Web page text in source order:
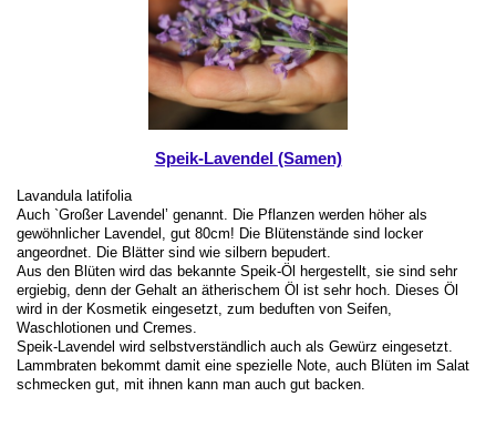
Speik-Lavendel (Samen)
Lavandula latifolia
Auch `Großer Lavendel’ genannt. Die Pflanzen werden höher als
gewöhnlicher Lavendel, gut 80cm! Die Blütenstände sind locker
angeordnet. Die Blätter sind wie silbern bepudert.
Aus den Blüten wird das bekannte Speik-Öl hergestellt, sie sind sehr
ergiebig, denn der Gehalt an ätherischem Öl ist sehr hoch. Dieses Öl
wird in der Kosmetik eingesetzt, zum beduften von Seifen,
Waschlotionen und Cremes.
Speik-Lavendel wird selbstverständlich auch als Gewürz eingesetzt.
Lammbraten bekommt damit eine spezielle Note, auch Blüten im Salat
schmecken gut, mit ihnen kann man auch gut backen.